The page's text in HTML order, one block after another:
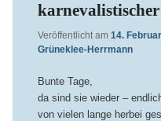
Veröffentlicht am 14.
Grüneklee-Herrmann
Bunte Tage,
da sind sie wieder –
von vielen lange herbei